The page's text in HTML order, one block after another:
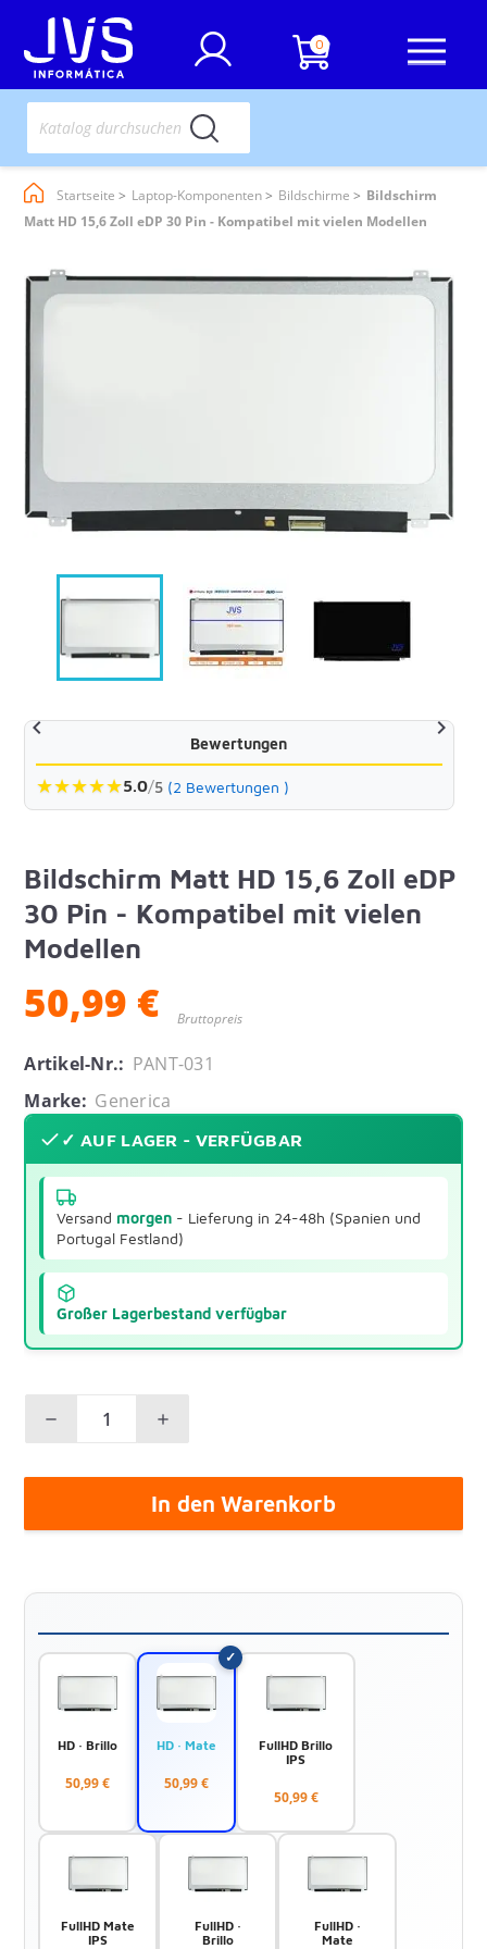
0
Startseite Laptop-Komponenten Bildschirme
Bildschirm
Matt HD 15,6 Zoll eDP 30 Pin - Kompatibel mit vielen Modellen
 
Bewertungen
★★★★★5.0/5 (2 Bewertungen )
Bildschirm Matt HD 15,6 Zoll eDP
30 Pin - Kompatibel mit vielen
Modellen
50,99 € Bruttopreis
Artikel-Nr.: PANT-031
Marke: Generica
✓ AUF LAGER - VERFÜGBAR
Versand morgen - Lieferung in 24-48h (Spanien und
Portugal Festland)
Großer Lagerbestand verfügbar
In den Warenkorb
HD · Brillo
50,99 €
HD · Mate
50,99 €
FullHD Brillo
IPS
50,99 €
FullHD Mate
IPS
FullHD ·
Brillo
FullHD ·
Mate